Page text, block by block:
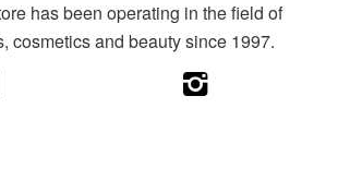
has been operating in the field of
cosmetics and beauty since 1997.